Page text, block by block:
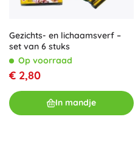
Gezichts- en lichaamsverf –
set van 6 stuks
Op voorraad
€ 2,80
In mandje